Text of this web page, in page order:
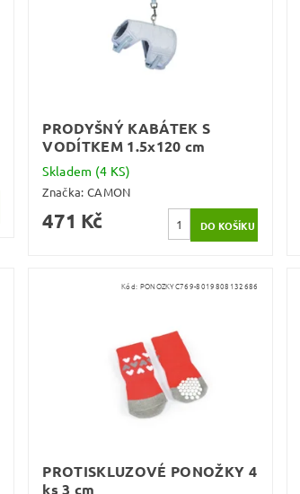
PRODYŠNÝ KABÁTEK S
VODÍTKEM 1.5x120 cm
Skladem (4 KS)
Značka:CAMON
471 Kč
Kód: PONOZKYC769-8019808132686
PROTISKLUZOVÉ PONOŽKY 4
ks 3 cm